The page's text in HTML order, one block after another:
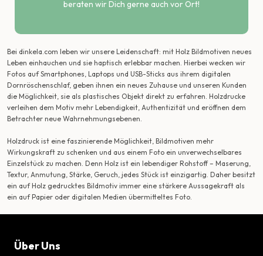
beraten wir Dich gerne auch vor Ort!
Bei dinkela.com leben wir unsere Leidenschaft: mit Holz Bildmotiven neues
Leben einhauchen und sie haptisch erlebbar machen. Hierbei wecken wir
Fotos auf Smartphones, Laptops und USB-Sticks aus ihrem digitalen
Dornröschenschlaf, geben ihnen ein neues Zuhause und unseren Kunden
die Möglichkeit, sie als plastisches Objekt direkt zu erfahren. Holzdrucke
verleihen dem Motiv mehr Lebendigkeit, Authentizität und eröffnen dem
Betrachter neue Wahrnehmungsebenen.
Holzdruck ist eine faszinierende Möglichkeit, Bildmotiven mehr
Wirkungskraft zu schenken und aus einem Foto ein unverwechselbares
Einzelstück zu machen. Denn Holz ist ein lebendiger Rohstoff – Maserung,
Textur, Anmutung, Stärke, Geruch, jedes Stück ist einzigartig. Daher besitzt
ein auf Holz gedrucktes Bildmotiv immer eine stärkere Aussagekraft als
ein auf Papier oder digitalen Medien übermitteltes Foto.
Über Uns